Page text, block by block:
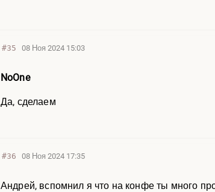
#35 08 Ноя 2024 15:03
NoOne
Да, сделаем
#36 08 Ноя 2024 17:35
Андрей, вспомнил я что на конфе ты много